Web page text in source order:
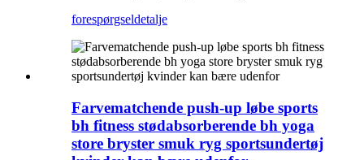
forespørgseldetalje
Farvematchende push-up løbe sports
bh fitness stødabsorberende bh yoga
store bryster smuk ryg sportsundertøj